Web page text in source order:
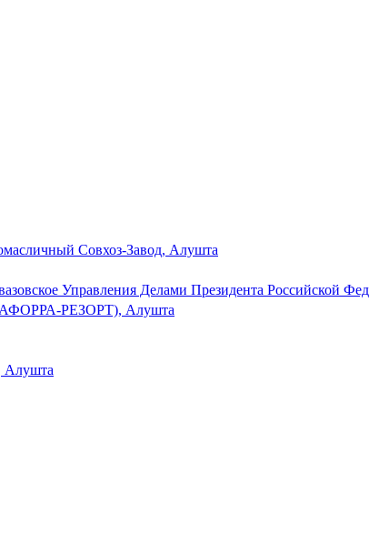
Совхоз-Завод, Алушта
Управления Делами Президента Российской
АФОРРА-РЕЗОРТ), Алушта
Алушта